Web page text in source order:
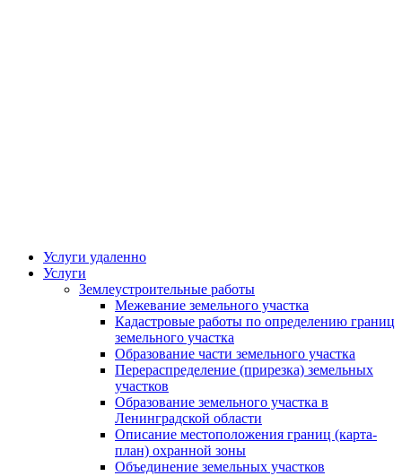
Услуги удаленно
Услуги
Землеустроительные работы
Межевание земельного участка
Кадастровые работы по определению границ
земельного участка
Образование части земельного участка
Перераспределение (прирезка) земельных
участков
Образование земельного участка в
Ленинградской области
Описание местоположения границ (карта-
план) охранной зоны
Объединение земельных участков